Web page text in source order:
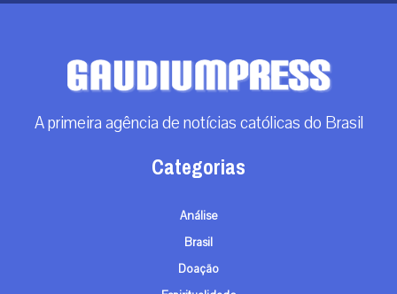
Arquivos
Arquivos
info@gaudiumpress.org
São Paulo, Brasil